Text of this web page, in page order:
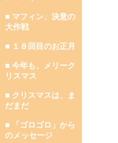
■ マフィン、決意の
大作戦
■ １８回目のお正月
■ 今年も、メリーク
リスマス
■ クリスマスは、ま
だまだ
■ 「ゴロゴロ」から
のメッセージ